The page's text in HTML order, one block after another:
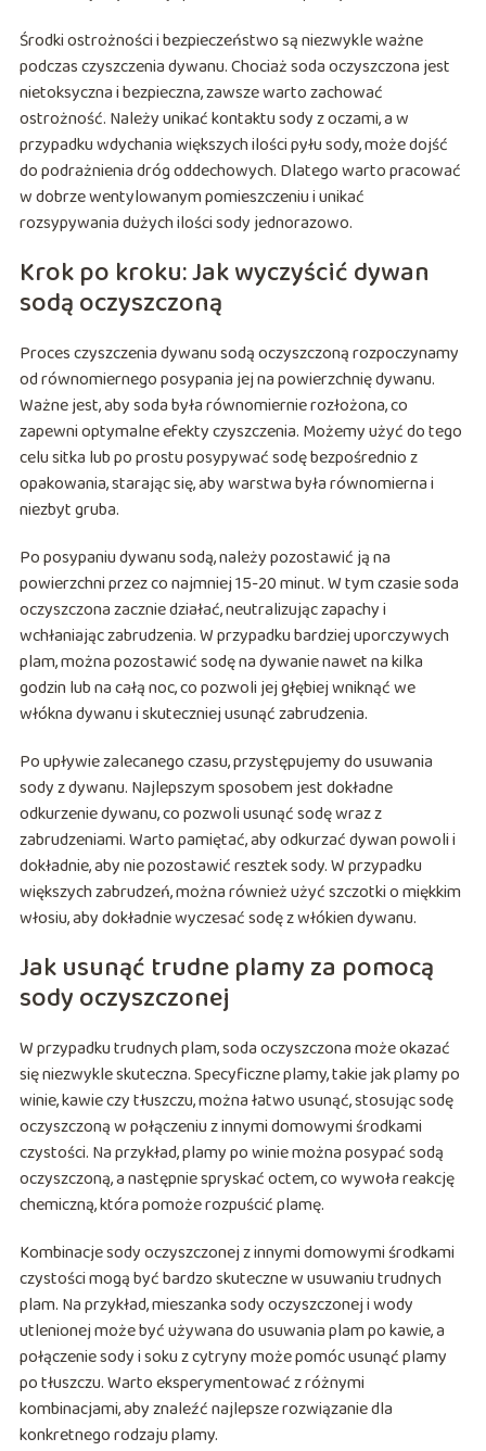
Środki ostrożności i bezpieczeństwo są niezwykle ważne
podczas czyszczenia dywanu. Chociaż soda oczyszczona jest
nietoksyczna i bezpieczna, zawsze warto zachować
ostrożność. Należy unikać kontaktu sody z oczami, a w
przypadku wdychania większych ilości pyłu sody, może dojść
do podrażnienia dróg oddechowych. Dlatego warto pracować
w dobrze wentylowanym pomieszczeniu i unikać
rozsypywania dużych ilości sody jednorazowo.
Krok po kroku: Jak wyczyścić dywan
sodą oczyszczoną
Proces czyszczenia dywanu sodą oczyszczoną rozpoczynamy
od równomiernego posypania jej na powierzchnię dywanu.
Ważne jest, aby soda była równomiernie rozłożona, co
zapewni optymalne efekty czyszczenia. Możemy użyć do tego
celu sitka lub po prostu posypywać sodę bezpośrednio z
opakowania, starając się, aby warstwa była równomierna i
niezbyt gruba.
Po posypaniu dywanu sodą, należy pozostawić ją na
powierzchni przez co najmniej 15-20 minut. W tym czasie soda
oczyszczona zacznie działać, neutralizując zapachy i
wchłaniając zabrudzenia. W przypadku bardziej uporczywych
plam, można pozostawić sodę na dywanie nawet na kilka
godzin lub na całą noc, co pozwoli jej głębiej wniknąć we
włókna dywanu i skuteczniej usunąć zabrudzenia.
Po upływie zalecanego czasu, przystępujemy do usuwania
sody z dywanu. Najlepszym sposobem jest dokładne
odkurzenie dywanu, co pozwoli usunąć sodę wraz z
zabrudzeniami. Warto pamiętać, aby odkurzać dywan powoli i
dokładnie, aby nie pozostawić resztek sody. W przypadku
większych zabrudzeń, można również użyć szczotki o miękkim
włosiu, aby dokładnie wyczesać sodę z włókien dywanu.
Jak usunąć trudne plamy za pomocą
sody oczyszczonej
W przypadku trudnych plam, soda oczyszczona może okazać
się niezwykle skuteczna. Specyficzne plamy, takie jak plamy po
winie, kawie czy tłuszczu, można łatwo usunąć, stosując sodę
oczyszczoną w połączeniu z innymi domowymi środkami
czystości. Na przykład, plamy po winie można posypać sodą
oczyszczoną, a następnie spryskać octem, co wywoła reakcję
chemiczną, która pomoże rozpuścić plamę.
Kombinacje sody oczyszczonej z innymi domowymi środkami
czystości mogą być bardzo skuteczne w usuwaniu trudnych
plam. Na przykład, mieszanka sody oczyszczonej i wody
utlenionej może być używana do usuwania plam po kawie, a
połączenie sody i soku z cytryny może pomóc usunąć plamy
po tłuszczu. Warto eksperymentować z różnymi
kombinacjami, aby znaleźć najlepsze rozwiązanie dla
konkretnego rodzaju plamy.